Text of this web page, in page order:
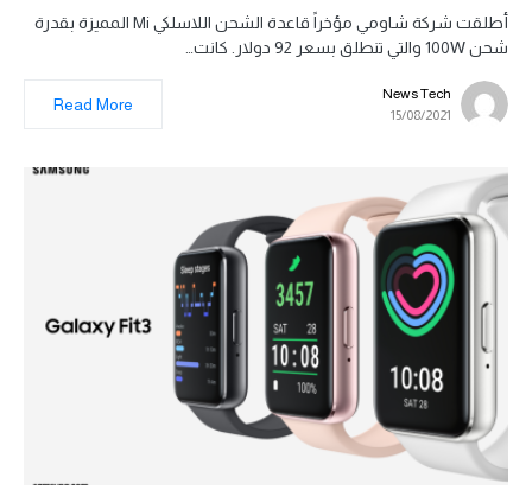
أطلقت شركة شاومي مؤخراً قاعدة الشحن اللاسلكي Mi المميزة بقدرة
شحن 100W والتي تنطلق بسعر 92 دولار. كانت…
News Tech
15/08/2021
Read More